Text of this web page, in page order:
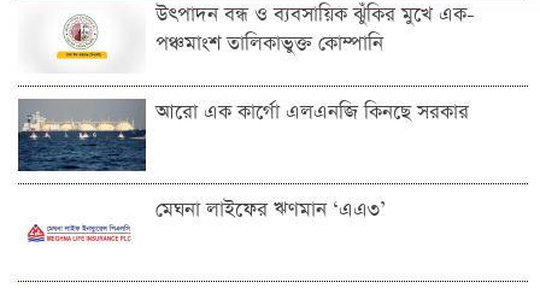
উৎপাদন বন্ধ ও ব্যবসায়িক ঝুঁকির মুখে এক-
পঞ্চমাংশ তালিকাভুক্ত কোম্পানি
আরো এক কার্গো এলএনজি কিনছে সরকার
মেঘনা লাইফের ঋণমান ‘‌এএ৩’